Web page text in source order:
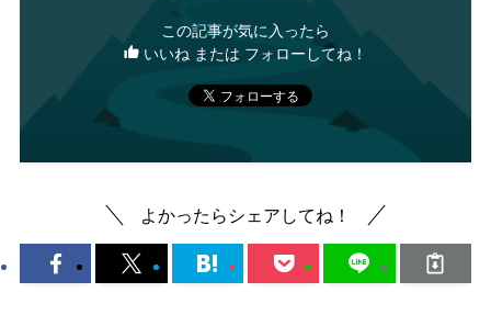
この記事が気に入ったら
いいね または フォローしてね！
よかったらシェアしてね！